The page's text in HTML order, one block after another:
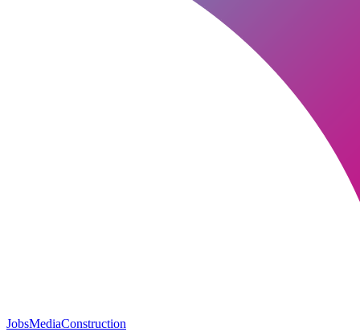
JobsMediaConstruction